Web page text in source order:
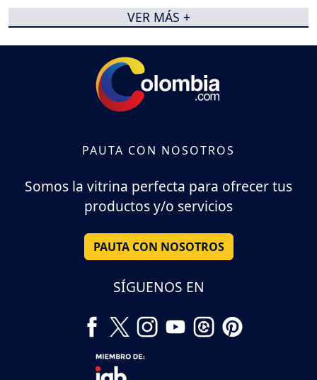
VER MÁS +
PAUTA CON NOSOTROS
Somos la vitrina perfecta para ofrecer tus
productos y/o servicios
PAUTA CON NOSOTROS
SÍGUENOS EN